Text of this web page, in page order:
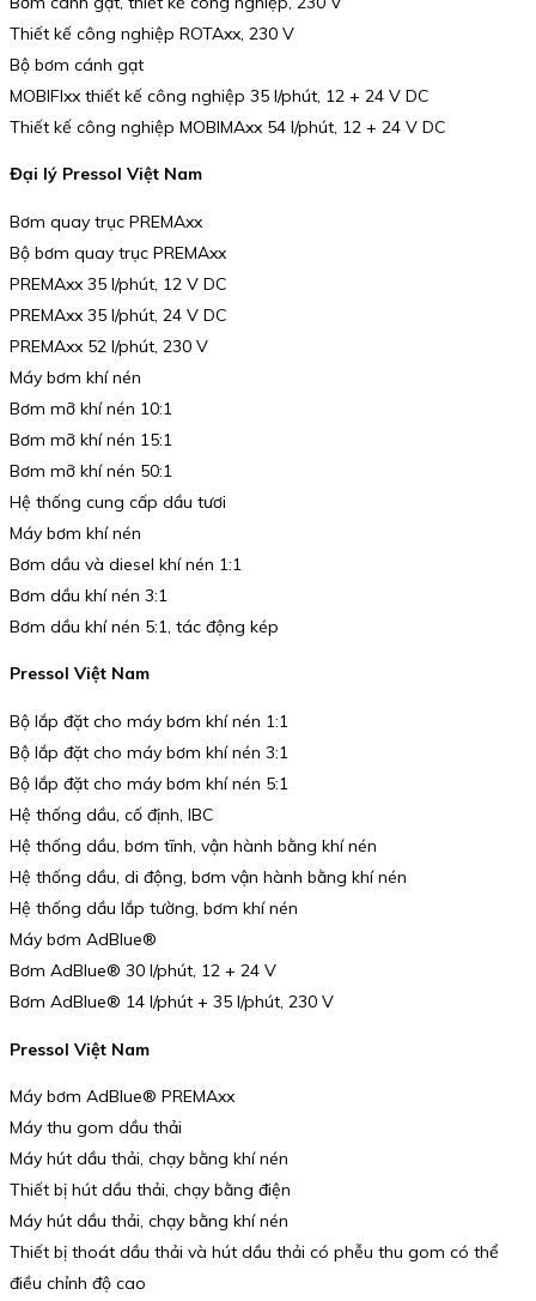
Thiết kế công nghiệp ROTAxx, 230 V
Bộ bơm cánh gạt
MOBIFIxx thiết kế công nghiệp 35 l/phút, 12 + 24 V DC
Thiết kế công nghiệp MOBIMAxx 54 l/phút, 12 + 24 V DC
Đại lý Pressol Việt Nam
Bơm quay trục PREMAxx
Bộ bơm quay trục PREMAxx
PREMAxx 35 l/phút, 12 V DC
PREMAxx 35 l/phút, 24 V DC
PREMAxx 52 l/phút, 230 V
Máy bơm khí nén
Bơm mỡ khí nén 10:1
Bơm mỡ khí nén 15:1
Bơm mỡ khí nén 50:1
Hệ thống cung cấp dầu tươi
Máy bơm khí nén
Bơm dầu và diesel khí nén 1:1
Bơm dầu khí nén 3:1
Bơm dầu khí nén 5:1, tác động kép
Pressol Việt Nam
Bộ lắp đặt cho máy bơm khí nén 1:1
Bộ lắp đặt cho máy bơm khí nén 3:1
Bộ lắp đặt cho máy bơm khí nén 5:1
Hệ thống dầu, cố định, IBC
Hệ thống dầu, bơm tĩnh, vận hành bằng khí nén
Hệ thống dầu, di động, bơm vận hành bằng khí nén
Hệ thống dầu lắp tường, bơm khí nén
Máy bơm AdBlue®
Bơm AdBlue® 30 l/phút, 12 + 24 V
Bơm AdBlue® 14 l/phút + 35 l/phút, 230 V
Pressol Việt Nam
Máy bơm AdBlue® PREMAxx
Máy thu gom dầu thải
Máy hút dầu thải, chạy bằng khí nén
Thiết bị hút dầu thải, chạy bằng điện
Máy hút dầu thải, chạy bằng khí nén
Thiết bị thoát dầu thải và hút dầu thải có phễu thu gom có thể
điều chỉnh độ cao